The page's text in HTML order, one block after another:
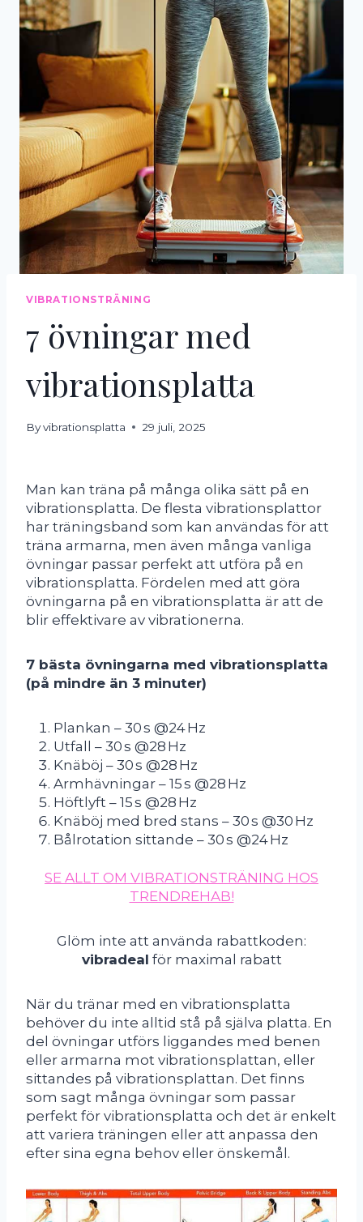
VIBRATIONSTRÄNING
7 övningar med
vibrationsplatta
Byvibrationsplatta 29 juli, 2025
Man kan träna på många olika sätt på en
vibrationsplatta. De flesta vibrationsplattor
har träningsband som kan användas för att
träna armarna, men även många vanliga
övningar passar perfekt att utföra på en
vibrationsplatta. Fördelen med att göra
övningarna på en vibrationsplatta är att de
blir effektivare av vibrationerna.
7 bästa övningarna med vibrationsplatta
(på mindre än 3 minuter)
Plankan – 30 s @24 Hz
Utfall – 30 s @28 Hz
Knäböj – 30 s @28 Hz
Armhävningar – 15 s @28 Hz
Höftlyft – 15 s @28 Hz
Knäböj med bred stans – 30 s @30 Hz
Bålrotation sittande – 30 s @24 Hz
SE ALLT OM VIBRATIONSTRÄNING HOS
TRENDREHAB!
Glöm inte att använda rabattkoden:
vibradeal för maximal rabatt
När du tränar med en vibrationsplatta
behöver du inte alltid stå på själva platta. En
del övningar utförs liggandes med benen
eller armarna mot vibrationsplattan, eller
sittandes på vibrationsplattan. Det finns
som sagt många övningar som passar
perfekt för vibrationsplatta och det är enkelt
att variera träningen eller att anpassa den
efter sina egna behov eller önskemål.